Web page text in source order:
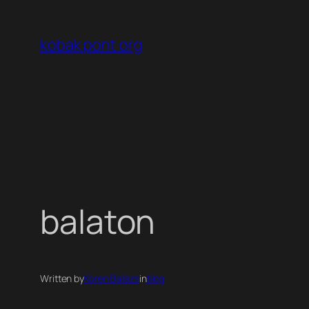
tartalomhoz
kobak pont org
balaton
Written byKoren Balazsinblog